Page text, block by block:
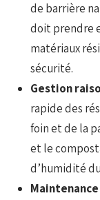
de barrière
doit prendre
matériaux
sécurité.
Gestion
rapide des
foin et de la
et le
d’humidité